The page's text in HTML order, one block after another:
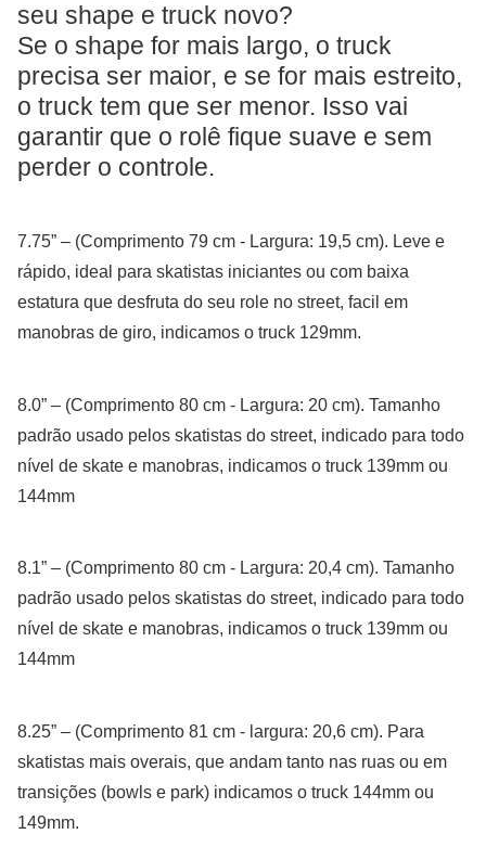
seu shape e truck novo?
Se o shape for mais largo, o truck
precisa ser maior, e se for mais estreito,
o truck tem que ser menor. Isso vai
garantir que o rolê fique suave e sem
perder o controle.
7.75” – (Comprimento 79 cm - Largura: 19,5 cm). Leve e
rápido, ideal para skatistas iniciantes ou com baixa
estatura que desfruta do seu role no street, facil em
manobras de giro, indicamos o truck 129mm.
8.0” – (Comprimento 80 cm - Largura: 20 cm). Tamanho
padrão usado pelos skatistas do street, indicado para todo
nível de skate e manobras, indicamos o truck 139mm ou
144mm
8.1” – (Comprimento 80 cm - Largura: 20,4 cm). Tamanho
padrão usado pelos skatistas do street, indicado para todo
nível de skate e manobras, indicamos o truck 139mm ou
144mm
8.25” – (Comprimento 81 cm - largura: 20,6 cm). Para
skatistas mais overais, que andam tanto nas ruas ou em
transições (bowls e park) indicamos o truck 144mm ou
149mm.